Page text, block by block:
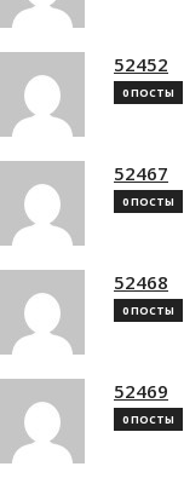
52452
0 ПОСТЫ
52467
0 ПОСТЫ
52468
0 ПОСТЫ
52469
0 ПОСТЫ